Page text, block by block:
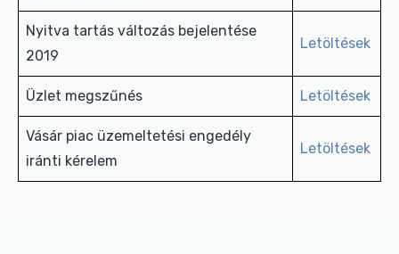
Nyitva tartás változás bejelentése
2019
Letöltések
Üzlet megszűnés Letöltések
Vásár piac üzemeltetési engedély
iránti kérelem
Letöltések